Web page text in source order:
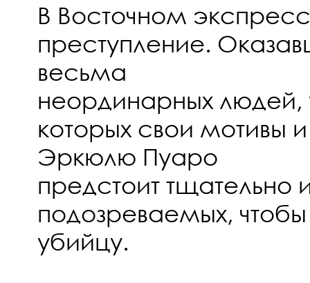
В Восточном
преступление.
весьма
неординарных людей,
которых свои мотивы
Эркюлю Пуаро
предстоит тщательно
подозреваемых,
убийцу.